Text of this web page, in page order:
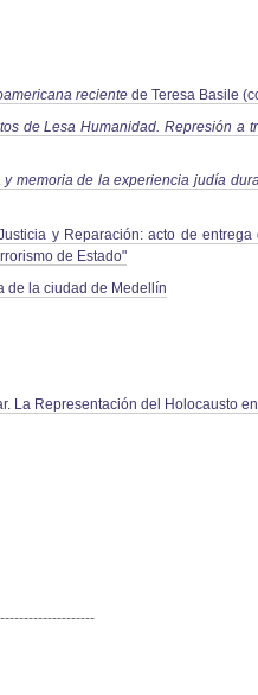
reciente de Teresa Basile
de Lesa Humanidad. Represión a
memoria de la experiencia judía
y Reparación: acto de
de Estado"
de la ciudad de Medellín
La Representación del Holocausto